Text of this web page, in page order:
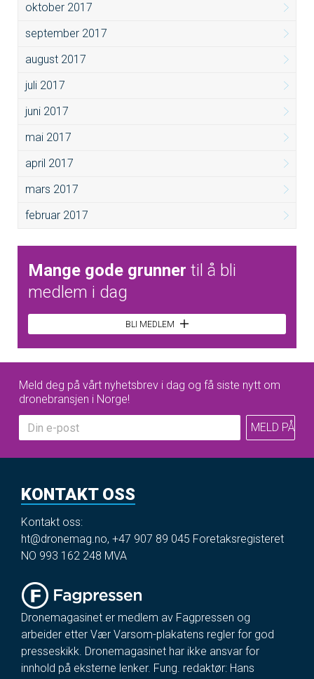
oktober 2017
september 2017
august 2017
juli 2017
juni 2017
mai 2017
april 2017
mars 2017
februar 2017
Mange gode grunner til å bli
medlem i dag
BLI MEDLEM
Meld deg på vårt nyhetsbrev i dag og få siste nytt om
dronebransjen i Norge!
KONTAKT OSS
Kontakt oss:
ht@dronemag.no, +47 907 89 045 Foretaksregisteret
NO 993 162 248 MVA
Dronemagasinet er medlem av Fagpressen og
arbeider etter Vær Varsom-plakatens regler for god
presseskikk. Dronemagasinet har ikke ansvar for
innhold på eksterne lenker. Fung. redaktør: Hans